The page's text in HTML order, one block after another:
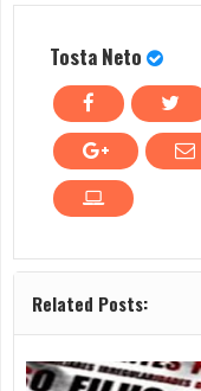
Tosta Neto
Related Posts: